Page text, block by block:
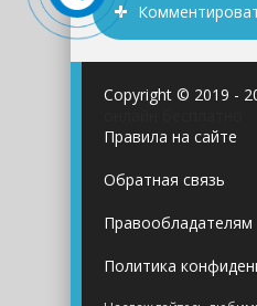
Copyright © 2019 -
Правила на сайте
Обратная связь
Правообладателям
Политика